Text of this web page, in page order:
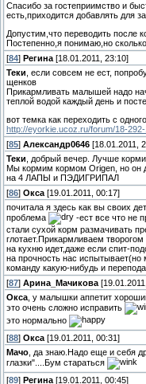
Спасибо за гостеприимство и
есть,приходится добавлять для
Допустим,что переводить после
Постепенно,я понимаю,но
[84] Регина [18.01.2011, 23:10]
Теки , если совсем не ест,
щенков
Прикармливать малышей надо
теплой водой каждый день и
вот темка как переходить с
http://eyorkie.ucoz.ru/forum/18-292-
[85] Александр0646 [18.01.2011,
Теки , добрый вечер. Лучше
Мы кормим кормом Origen, но он
на 4 ЛАПЫ и ПЭДИГРИПАЛ
[86] Окса [19.01.2011, 00:17]
почитала я здесь как вы своих
проблема
-ест все что не
стали сухой корм размачивать
глотает.Прикармливаем
на кухню идет,даже если спит-
на прочность нас испытывает(но
команду какую-нибудь и
[87] Арина_Мачикова
Окса , у малышки аппетит
это очень сложно исправить
это нормально
[88] Окса [19.01.2011, 00:31]
Мачо , да знаю.Надо еще и себя
глазки"....Бум стараться
[89] Регина [19.01.2011, 00:45]